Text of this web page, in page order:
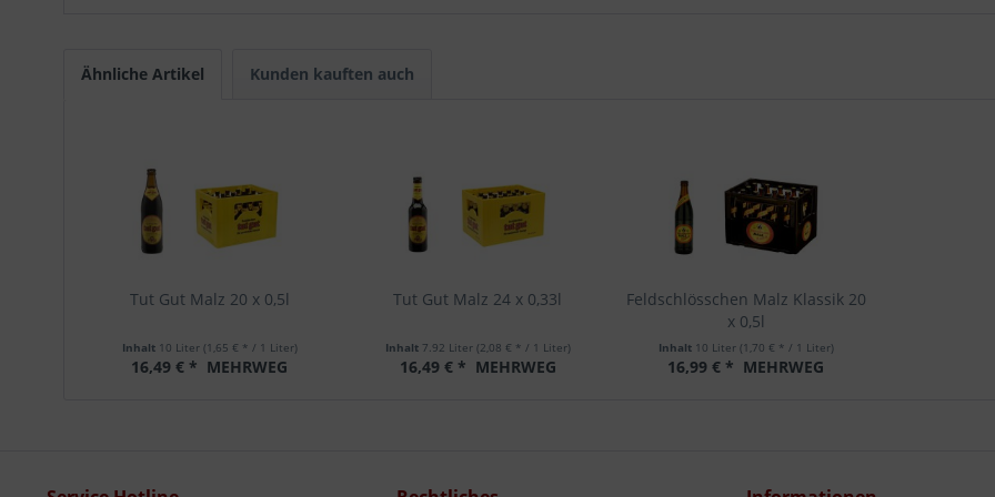
Ähnliche Artikel Kunden kauften auch
Tut Gut Malz 20 x 0,5l
Inhalt 10 Liter (1,65 € * / 1 Liter)
16,49 € * MEHRWEG
Tut Gut Malz 24 x 0,33l
Inhalt 7.92 Liter (2,08 € * / 1 Liter)
16,49 € * MEHRWEG
Feldschlösschen Malz Klassik 20
x 0,5l
Inhalt 10 Liter (1,70 € * / 1 Liter)
16,99 € * MEHRWEG